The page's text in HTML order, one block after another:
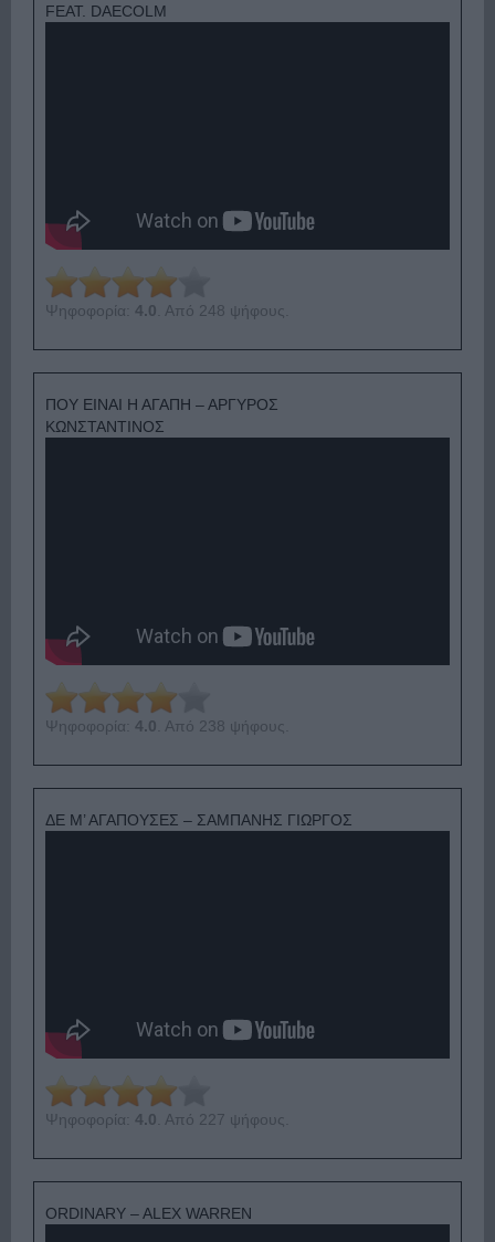
FEAT. DAECOLM
Ψηφοφορία: 4.0 . Από 248 ψήφους.
ΠΟΥ ΕΙΝΑΙ Η ΑΓΑΠΗ – ΑΡΓΥΡΟΣ
ΚΩΝΣΤΑΝΤΙΝΟΣ
Ψηφοφορία: 4.0 . Από 238 ψήφους.
ΔΕ Μ’ ΑΓΑΠΟΥΣΕΣ – ΣΑΜΠΑΝΗΣ ΓΙΩΡΓΟΣ
Ψηφοφορία: 4.0 . Από 227 ψήφους.
ORDINARY – ALEX WARREN